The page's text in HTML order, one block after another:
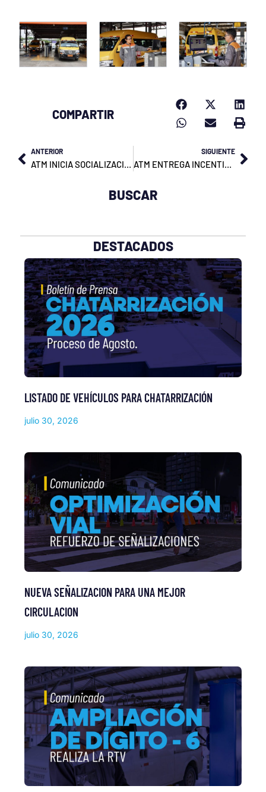
COMPARTIR
Prev
ANTERIOR
ATM INICIA SOCIALIZACIÓN DEL PROYECTO DE ORDENANZA PARA REGULAR TARIFAS DEL TRANSPORTE URBANO EN GUAYAQUIL
SIGUIENTE
ATM ENTREGA INCENTIVOS ECONÓMICOS A TAXIS ELÉCTRICOS PARA FORTALECER LA MOVILIDAD SOSTENIBLE EN GUAYAQUIL
BUSCAR
DESTACADOS
LISTADO DE VEHÍCULOS PARA CHATARRIZACIÓN
julio 30, 2026
NUEVA SEÑALIZACION PARA UNA MEJOR
CIRCULACION
julio 30, 2026